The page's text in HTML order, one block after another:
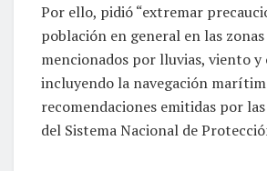
Por ello, pidió “extremar
población en general en las
mencionados por lluvias, viento y
incluyendo la navegación
recomendaciones emitidas por
del Sistema Nacional de